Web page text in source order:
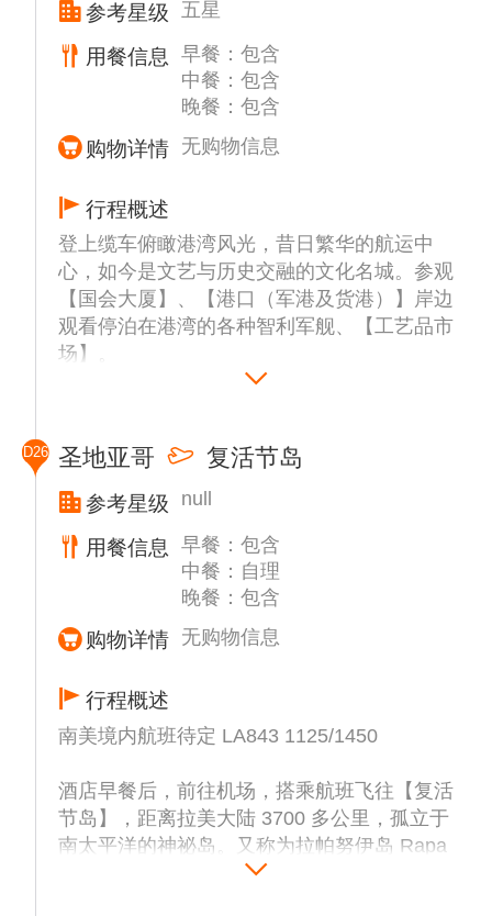
参考星级 五星
用餐信息
早餐：包含
中餐：包含
晚餐：包含
购物详情 无购物信息
行程概述
登上缆车俯瞰港湾风光，昔日繁华的航运中
心，如今是文艺与历史交融的文化名城。参观
【国会大厦】、【港口（军港及货港）】岸边
观看停泊在港湾的各种智利军舰、【工艺品市
场】。
然后前往有“海上葡萄园”之称的美丽的海滨旅
复活节岛人头像。
D26 圣地亚哥 复活节岛
参考星级 null
用餐信息
早餐：包含
中餐：自理
晚餐：包含
购物详情 无购物信息
行程概述
南美境内航班待定 LA843 1125/1450
酒店早餐后，前往机场，搭乘航班飞往【复活
节岛】，距离拉美大陆 3700 多公里，孤立于
南太平洋的神祕岛。又称为拉帕努伊岛 Rapa
Nui的复活节岛，面积不大只有 163 平方公